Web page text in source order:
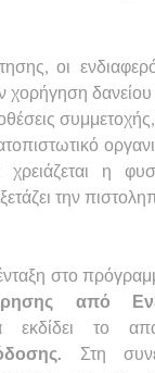
οι
δανείου
η
την
στο
από
το
Στη